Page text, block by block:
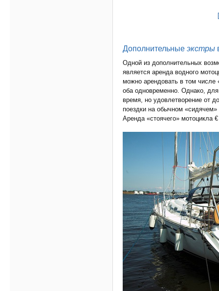
Дополнительные экстры
Одной из дополнительных
является аренда водного
можно арендовать в том числе
оба одновременно. Однако,
время, но удовлетворение от
поездки на обычном
Аренда «стоячего» мотоцикла